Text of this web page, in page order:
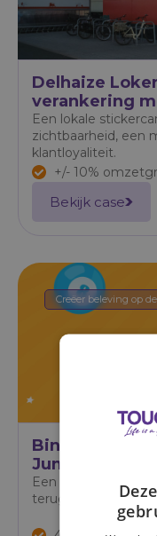
Delhaize
verankering
Een lokale
zichtbaarheid, een
klantloyaliteit.
+/- 10%
Bekijk case
Creëer beleving op
Bingo-actie
Jumbo
Een eenvoudige
terug en zorgde